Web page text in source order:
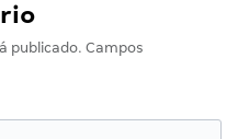
publicado. Campos